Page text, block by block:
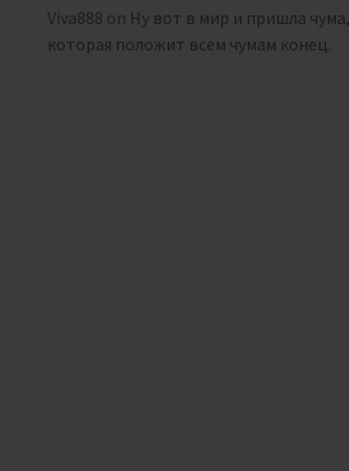
Viva888 on Ну вот в мир и пришла чума,
которая положит всем чумам конец.